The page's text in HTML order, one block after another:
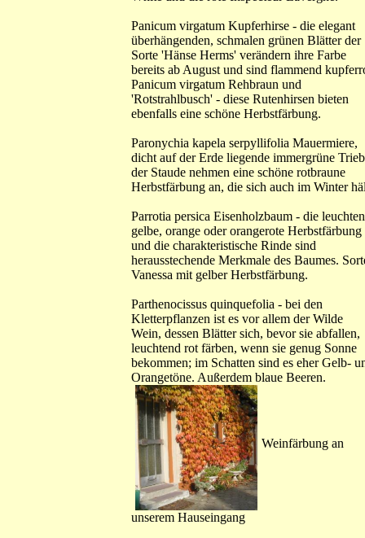
Panicum virgatum Kupferhirse - die elegant
überhängenden, schmalen grünen Blätter der
Sorte 'Hänse Herms' verändern ihre Farbe
bereits ab August und sind flammend
Panicum virgatum Rehbraun und
'Rotstrahlbusch' - diese Rutenhirsen bieten
ebenfalls eine schöne Herbstfärbung.
Paronychia kapela serpyllifolia Mauermiere,
dicht auf der Erde liegende immergrüne
der Staude nehmen eine schöne rotbraune
Herbstfärbung an, die sich auch im Winter
Parrotia persica Eisenholzbaum - die
gelbe, orange oder orangerote Herbstfärbung
und die charakteristische Rinde sind
herausstechende Merkmale des Baumes.
Vanessa mit gelber Herbstfärbung.
Parthenocissus quinquefolia - bei den
Kletterpflanzen ist es vor allem der Wilde
Wein, dessen Blätter sich, bevor sie abfallen,
leuchtend rot färben, wenn sie genug Sonne
bekommen; im Schatten sind es eher Gelb-
Orangetöne. Außerdem blaue Beeren.
Weinfärbung an
unserem Hauseingang